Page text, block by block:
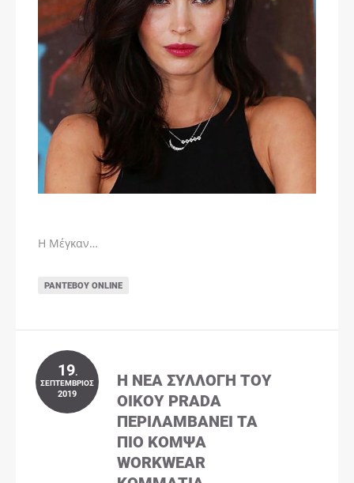
Η Μέγκαν…
ΡΑΝΤΕΒΟΎ ONLINE
19.
ΣΕΠΤΈΜΒΡΙΟΣ
2019
Η ΝΈΑ ΣΥΛΛΟΓΉ ΤΟΥ
ΟΊΚΟΥ PRADA
ΠΕΡΙΛΑΜΒΆΝΕΙ ΤΑ
ΠΙΟ ΚΟΜΨΆ
WORKWEAR